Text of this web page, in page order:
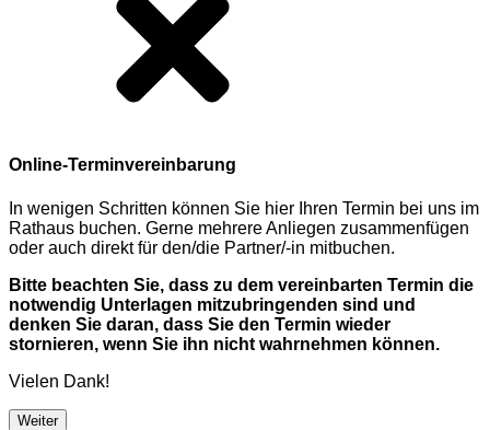
Online-Terminvereinbarung
In wenigen Schritten können Sie hier Ihren Termin bei uns im
Rathaus buchen. Gerne mehrere Anliegen zusammenfügen
oder auch direkt für den/die Partner/-in mitbuchen.
Bitte beachten Sie, dass zu dem vereinbarten Termin die
notwendig Unterlagen mitzubringenden sind und
denken Sie daran, dass Sie den Termin wieder
stornieren, wenn Sie ihn nicht wahrnehmen können.
Vielen Dank!
Weiter